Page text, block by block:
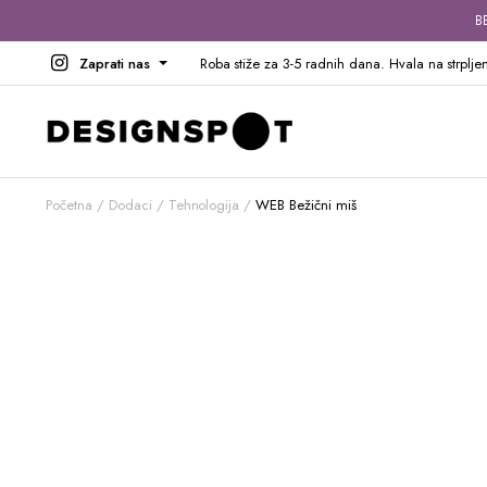
Zaprati nas Roba stiže za 3-5 radnih dana. Hvala na
Početna Dodaci Tehnologija WEB Bežični miš